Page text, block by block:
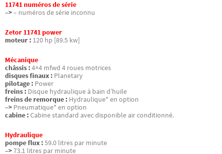
11741 numéros de série
–>– numéros de série inconnu
Zetor 11741 power
moteur : 120 hp [89.5 kw]
Mécanique
châssis :4×4 mfwd 4 roues motrices
disques finaux : Planetary
pilotage : Power
freins : Disque hydraulique à bain d’huile
freins de remorque : Hydraulique* en option
–> Pneumatique* en option
cabine :Cabine standard avec disponible air conditionné.
Hydraulique
pompe flux :59.0 litres par minute
–>73.1 litres par minute